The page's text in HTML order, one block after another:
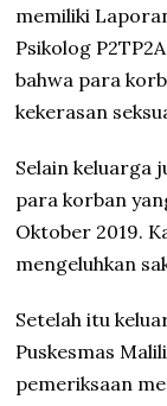
memiliki
Psikolog
bahwa para
kekerasan
Selain keluarga
para korban
Oktober 2019.
mengeluhkan
Setelah itu
Puskesmas
pemeriksaan